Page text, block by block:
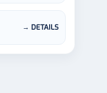
→ DETAILS